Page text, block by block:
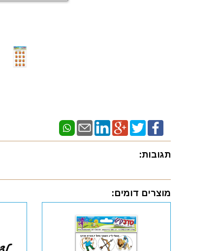
תגובות:
מוצרים דומים: